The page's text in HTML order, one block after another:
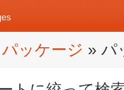
パッケージ » パ